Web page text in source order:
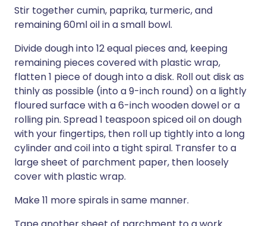
Stir together cumin, paprika, turmeric, and
remaining 60ml oil in a small bowl.
Divide dough into 12 equal pieces and, keeping
remaining pieces covered with plastic wrap,
flatten 1 piece of dough into a disk. Roll out disk as
thinly as possible (into a 9-inch round) on a lightly
floured surface with a 6-inch wooden dowel or a
rolling pin. Spread 1 teaspoon spiced oil on dough
with your fingertips, then roll up tightly into a long
cylinder and coil into a tight spiral. Transfer to a
large sheet of parchment paper, then loosely
cover with plastic wrap.
Make 11 more spirals in same manner.